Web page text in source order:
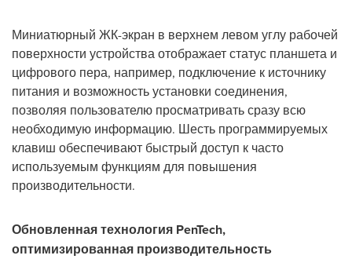
Миниатюрный ЖК-экран в верхнем левом углу рабочей
поверхности устройства отображает статус планшета и
цифрового пера, например, подключение к источнику
питания и возможность установки соединения,
позволяя пользователю просматривать сразу всю
необходимую информацию. Шесть программируемых
клавиш обеспечивают быстрый доступ к часто
используемым функциям для повышения
производительности.
Обновленная технология PenTech,
оптимизированная производительность